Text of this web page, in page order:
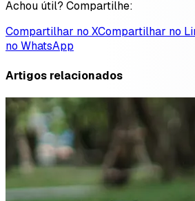
Achou útil? Compartilhe:
Compartilhar no XCompartilhar no
no WhatsApp
Artigos relacionados